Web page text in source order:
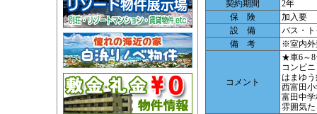
契約期間
2年
保 険
加入要
設 備
バス・
備 考
※室内
コメント
★車6～
コンビ
はまゆ
西富田
富田中学
雰囲気